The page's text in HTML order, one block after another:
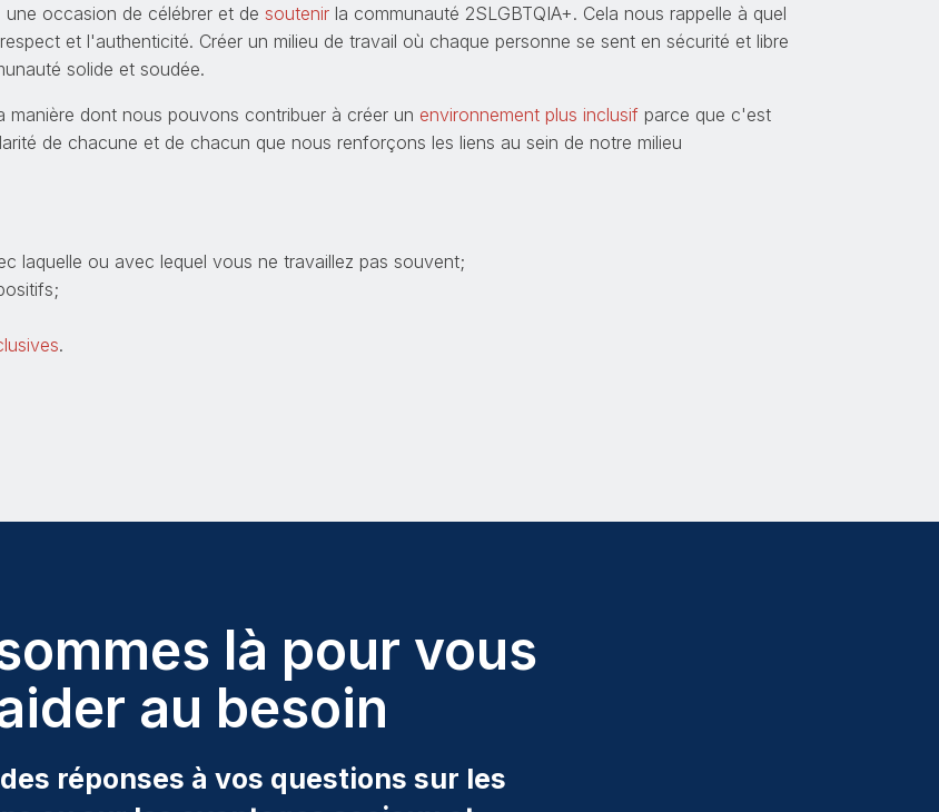
, une occasion de célébrer et de soutenir la communauté 2SLGBTQIA+. Cela nous rappelle à quel
et l'authenticité. Créer un milieu de travail où chaque personne se sent en sécurité et libre
solide et soudée.
dont nous pouvons contribuer à créer un environnement plus inclusif parce que c'est
de chacune et de chacun que nous renforçons les liens au sein de notre milieu
laquelle ou avec lequel vous ne travaillez pas souvent;
.
là pour vous
au besoin
réponses à vos questions sur les